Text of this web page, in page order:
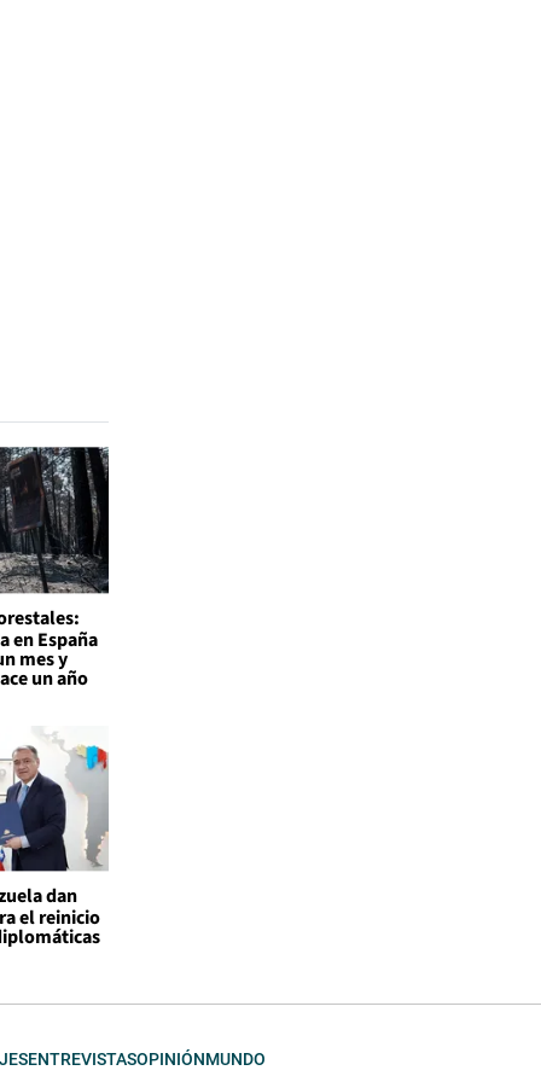
en España
mes y
un año
dan
el reinicio
ENTREVISTASOPINIÓNMUNDO